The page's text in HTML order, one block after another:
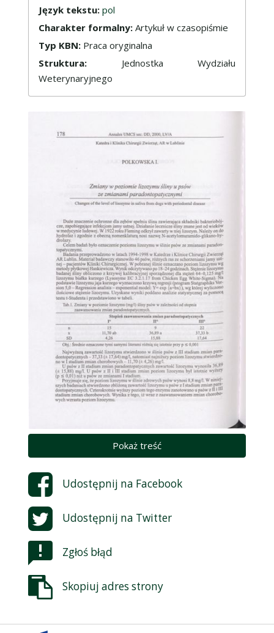
Język tekstu: pol
Charakter formalny: Artykuł w czasopiśmie
Typ KBN: Praca oryginalna
Struktura: Jednostka Wydziału
Weterynaryjnego
Pokaż treść
Udostępnij na Facebook
Udostępnij na Twitter
Zgłoś błąd
Skopiuj adres strony